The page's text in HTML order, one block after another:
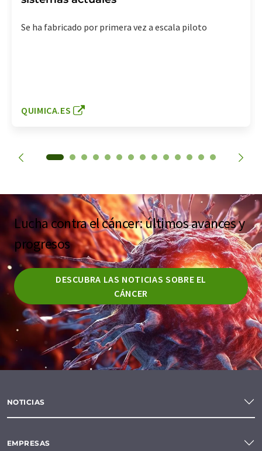
Se ha fabricado por primera vez a escala piloto
QUIMICA.ES
Lucha contra el cáncer: últimos avances y
progresos
DESCUBRA LAS NOTICIAS SOBRE EL
CÁNCER
NOTICIAS
EMPRESAS